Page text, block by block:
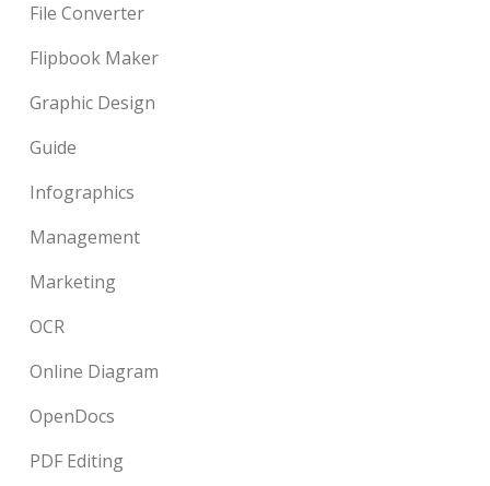
File Converter
Flipbook Maker
Graphic Design
Guide
Infographics
Management
Marketing
OCR
Online Diagram
OpenDocs
PDF Editing